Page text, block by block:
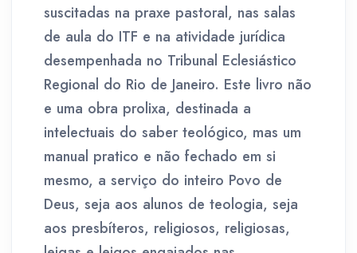
suscitadas na praxe pastoral, nas salas
de aula do ITF e na atividade jurídica
desempenhada no Tribunal Eclesiástico
Regional do Rio de Janeiro. Este livro não
e uma obra prolixa, destinada a
intelectuais do saber teológico, mas um
manual pratico e não fechado em si
mesmo, a serviço do inteiro Povo de
Deus, seja aos alunos de teologia, seja
aos presbíteros, religiosos, religiosas,